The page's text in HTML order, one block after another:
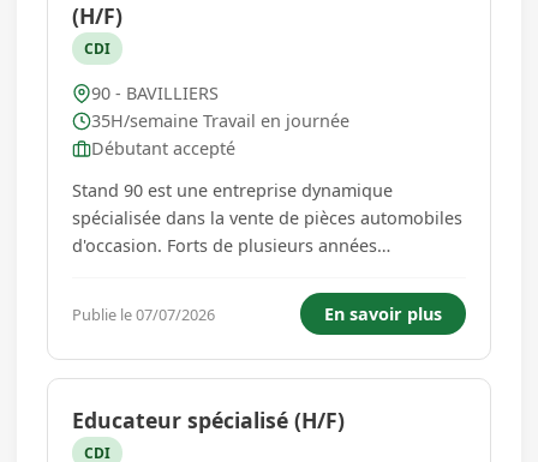
(H/F)
CDI
90 - BAVILLIERS
35H/semaine Travail en journée
Débutant accepté
Stand 90 est une entreprise dynamique
spécialisée dans la vente de pièces automobiles
d'occasion. Forts de plusieurs années
à fournir à nos clients des pièces de qualité à
des prix compétitifs, tout en respectant les
normes écologiques et les...
Publie le 07/07/2026 En savoir plus
Educateur spécialisé (H/F)
CDI